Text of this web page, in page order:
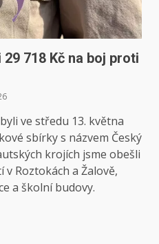
718 Kč na boj proti
ve středu 13. května
sbírky s názvem Český
krojích jsme obešli
Roztokách a Žalově,
a školní budovy.